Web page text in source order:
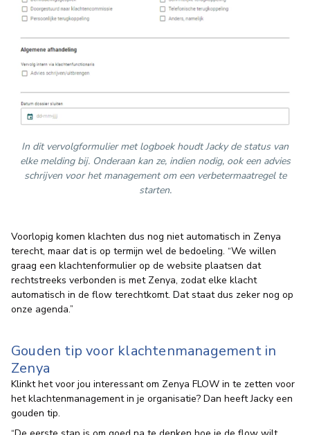
In dit vervolgformulier met logboek houdt Jacky de status van
elke melding bij. Onderaan kan ze, indien nodig, ook een advies
schrijven voor het management om een verbetermaatregel te
starten.
Voorlopig komen klachten dus nog niet automatisch in Zenya
terecht, maar dat is op termijn wel de bedoeling. “We willen
graag een klachtenformulier op de website plaatsen dat
rechtstreeks verbonden is met Zenya, zodat elke klacht
automatisch in de flow terechtkomt. Dat staat dus zeker nog op
onze agenda.”
Gouden tip voor klachtenmanagement in
Zenya
Klinkt het voor jou interessant om Zenya FLOW in te zetten voor
het klachtenmanagement in je organisatie? Dan heeft Jacky een
gouden tip.